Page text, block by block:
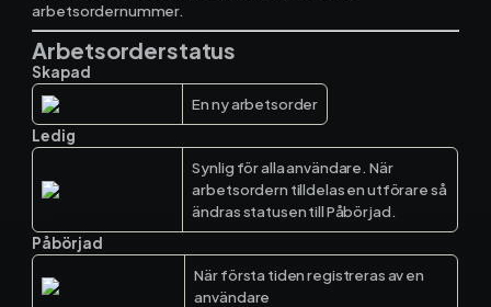
Ladda ner vår app
arbetsordernummer.
Arbetsorderstatus
Skapad
En ny arbetsorder
Ledig
Synlig för alla användare. När
arbetsordern tilldelas en utförare så
ändras statusen till Påbörjad.
Påbörjad
När första tiden registreras av en
användare